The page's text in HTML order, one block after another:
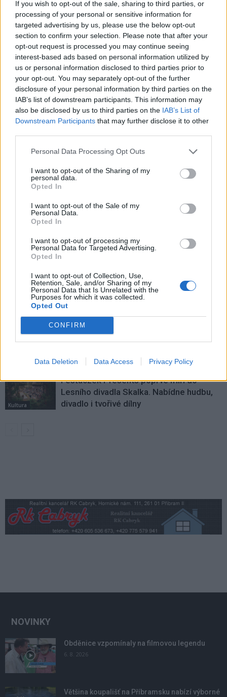
If you wish to opt-out of the sale, sharing to third parties, or
processing of your personal or sensitive information for
targeted advertising by us, please use the below opt-out
section to confirm your selection. Please note that after your
opt-out request is processed you may continue seeing
interest-based ads based on personal information utilized by
us or personal information disclosed to third parties prior to
your opt-out. You may separately opt-out of the further
disclosure of your personal information by third parties on the
IAB’s list of downstream participants. This information may
also be disclosed by us to third parties on the IAB’s List of
Downstream Participants that may further disclose it to other
Personal Data Processing Opt Outs
I want to opt-out of the Sharing of my
personal data.
Opted In
I want to opt-out of the Sale of my
Personal Data.
Opted In
I want to opt-out of processing my
Personal Data for Targeted Advertising.
Opted In
I want to opt-out of Collection, Use,
Retention, Sale, and/or Sharing of my
Personal Data that Is Unrelated with the
Purposes for which it was collected.
Opted Out
CONFIRM
Data Deletion Data Access Privacy Policy
Komentáře
TAGY Arnošt z Pardubic Galerie Františka Drtikola
Příbram
vernisáž
výstava
Předchozí článek
10. prosince výrazné změny
u bazénu dál žije
SOUVISEJÍCÍ ČLÁNKY
VÍCE OD AUTORA
Dnes se v Příbrami otevře výstava
Rovnováha života. Vernisáž nabídne
i hudební a básnický program
Festival hudby na zámku Dobříš sází na
jedinečnou atmosféru. Klasiku propojí
Kultura
Fesťáczek Presents poprvé míří do
Lesního divadla Skalka. Nabídne hudbu,
divadlo i tvořivé dílny
NOVINKY
Obděnice vzpomínaly na filmovou legendu
6. 8. 2026
Většina koupališť na Příbramsku nabízí výborné